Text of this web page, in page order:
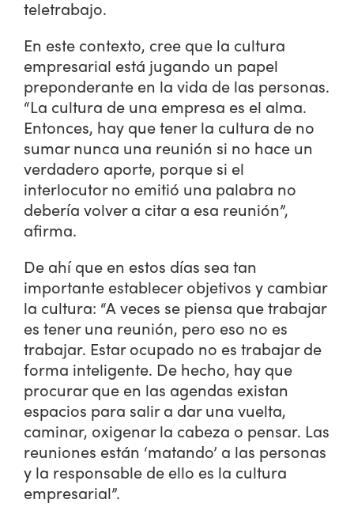
teletrabajo.
En este contexto, cree que la cultura
empresarial está jugando un papel
preponderante en la vida de las personas.
“La cultura de una empresa es el alma.
Entonces, hay que tener la cultura de no
sumar nunca una reunión si no hace un
verdadero aporte, porque si el
interlocutor no emitió una palabra no
debería volver a citar a esa reunión”,
afirma.
De ahí que en estos días sea tan
importante establecer objetivos y cambiar
la cultura: “A veces se piensa que trabajar
es tener una reunión, pero eso no es
trabajar. Estar ocupado no es trabajar de
forma inteligente. De hecho, hay que
procurar que en las agendas existan
espacios para salir a dar una vuelta,
caminar, oxigenar la cabeza o pensar. Las
reuniones están ‘matando’ a las personas
y la responsable de ello es la cultura
empresarial”.